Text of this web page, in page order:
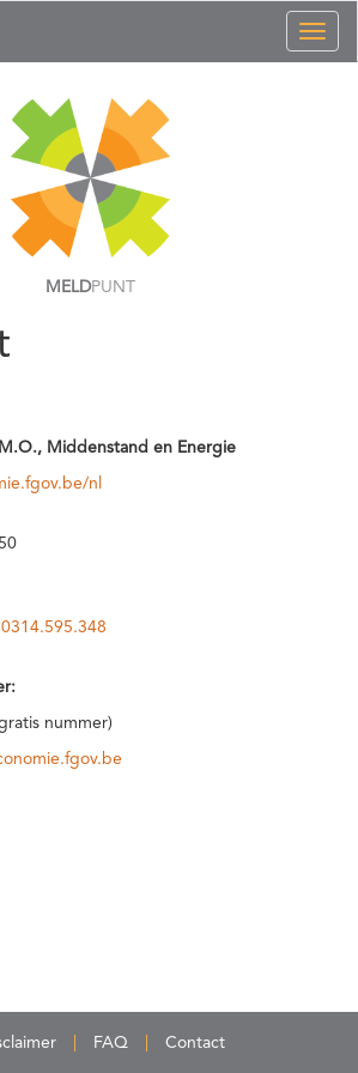
MELDPUNT
Middenstand en Energie
nl
0314.595.348
nummer)
FAQ Contact